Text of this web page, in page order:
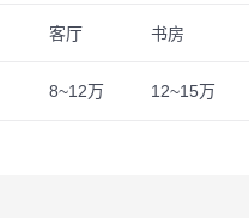
客厅
书房
8~12万 12~15万